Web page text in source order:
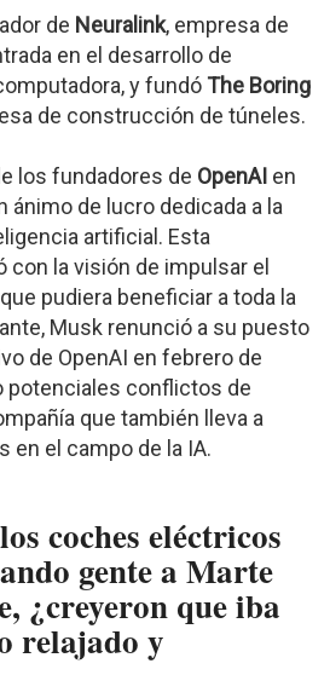
de Neuralink, empresa de
en el desarrollo de
y fundó The Boring
de construcción de túneles.
los fundadores de OpenAI en
ánimo de lucro dedicada a la
artificial. Esta
con la visión de impulsar el
pudiera beneficiar a toda la
Musk renunció a su puesto
de OpenAI en febrero de
potenciales conflictos de
que también lleva a
en el campo de la IA.
coches eléctricos
gente a Marte
¿creyeron que iba
relajado y